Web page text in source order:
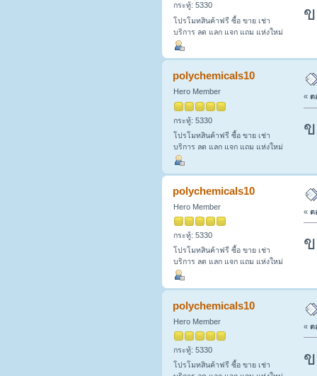
กระทู้: 5330
โปรโมทสินค้าฟรี ซื้อ ขาย เช่า
บริการ ลด แลก แจก แถม แห่งใหม่
polychemicals10
Hero Member
กระทู้: 5330
โปรโมทสินค้าฟรี ซื้อ ขาย เช่า
บริการ ลด แลก แจก แถม แห่งใหม่
« ต
polychemicals10
Hero Member
กระทู้: 5330
โปรโมทสินค้าฟรี ซื้อ ขาย เช่า
บริการ ลด แลก แจก แถม แห่งใหม่
« ต
polychemicals10
Hero Member
กระทู้: 5330
โปรโมทสินค้าฟรี ซื้อ ขาย เช่า
« ต